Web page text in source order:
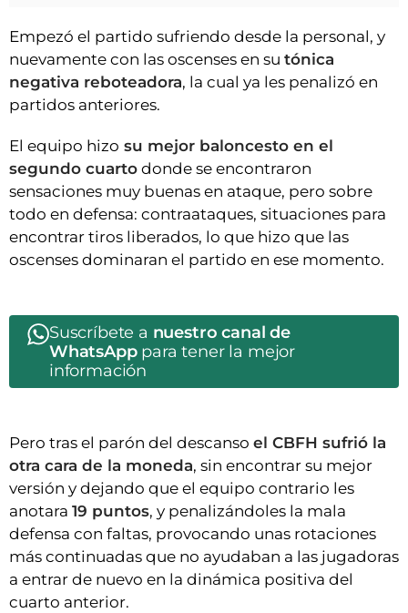
Empezó el partido sufriendo desde la personal, y
nuevamente con las oscenses en su tónica
negativa reboteadora, la cual ya les penalizó en
partidos anteriores.
El equipo hizo su mejor baloncesto en el
segundo cuarto donde se encontraron
sensaciones muy buenas en ataque, pero sobre
todo en defensa: contraataques, situaciones para
encontrar tiros liberados, lo que hizo que las
oscenses dominaran el partido en ese momento.
Suscríbete a nuestro canal de
WhatsApppara tener la mejor
información
Pero tras el parón del descanso el CBFH sufrió la
otra cara de la moneda, sin encontrar su mejor
versión y dejando que el equipo contrario les
anotara 19 puntos, y penalizándoles la mala
defensa con faltas, provocando unas rotaciones
más continuadas que no ayudaban a las jugadoras
a entrar de nuevo en la dinámica positiva del
cuarto anterior.